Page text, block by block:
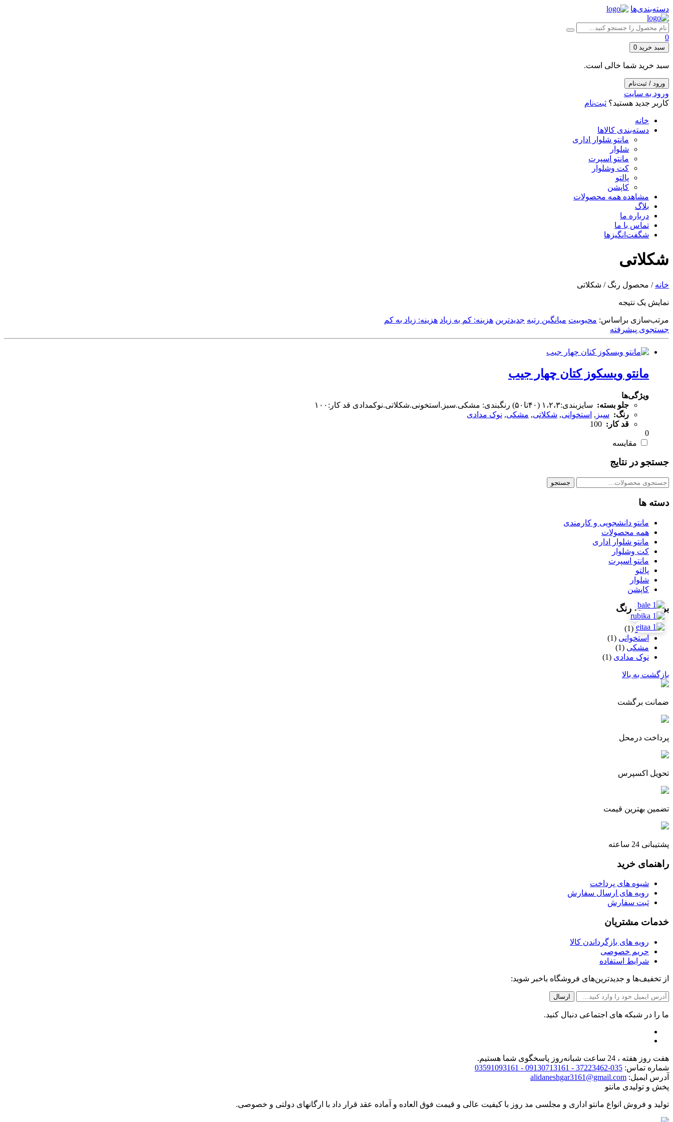
دسته‌بندی‌ها
0
سبد خرید 0
سبد خرید شما خالی است.
ورود / ثبت‌نام
ورود به سایت
کاربر جدید هستید؟ ثبت‌نام
خانه
دسته‌بندی کالاها
مانتو شلوار اداری
شلوار
مانتو اسپرت
کت وشلوار
پالتو
کاپشن
مشاهده همه محصولات
بلاگ
درباره ما
تماس با ما
شگفت‌انگیزها
شکلاتی
خانه / محصول رنگ / شکلاتی
نمایش یک نتیجه
مرتب‌سازی براساس: محبوبیت میانگین رتبه جدیدترین هزینه: کم به زیاد هزینه: زیاد به کم
جستجوی پیشرفته
مانتو ویسکوز کتان چهار جیب
ویژگی‌ها
جلو بسته: سایزبندی:۱،۲،۳ (۴۰تا۵۰) رنگبندی: مشکی.سبز.استخونی.شکلاتی.نوکمدادی قد کار:۱۰۰
رنگ: سبز , استخوانی, شکلاتی, مشکی, نوک مدادی
قد کار: 100
0
مقایسه
جستجو در نتایج
جستجو
جستجو
دسته ها
مانتو دانشجویی و کارمندی
همه محصولات
مانتو شلوار اداری
کت وشلوار
مانتو اسپرت
پالتو
شلوار
کاپشن
بر اساس رنگ
سبز (1)
استخوانی (1)
مشکی (1)
نوک مدادی (1)
بازگشت به بالا
ضمانت برگشت
پرداخت درمحل
تحویل اکسپرس
تضمین بهترین قیمت
پشتیبانی 24 ساعته
راهنمای خرید
شیوه های پرداخت
رویه های ارسال سفارش
ثبت سفارش
خدمات مشتریان
رویه های بازگرداندن کالا
حریم خصوصی
شرایط استفاده
از تخفیف‌ها و جدیدترین‌های فروشگاه باخبر شوید:
ما را در شبکه های اجتماعی دنبال کنید.
هفت روز هفته ، 24 ساعت شبانه‌روز پاسخگوی شما هستیم.
شماره تماس: 035-37223462 - 09130713161 - 03591093161
آدرس ایمیل: alidaneshgar3161@gmail.com
پخش و تولیدی مانتو
تولید و فروش انواع مانتو اداری و مجلسی مد روز با کیفیت عالی و قیمت فوق العاده و آماده عقد قرار داد با ارگانهای دولتی و خصوصی.